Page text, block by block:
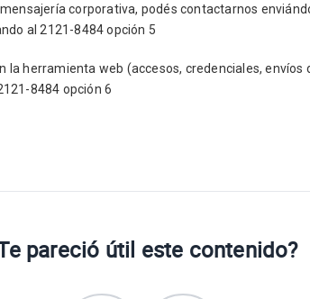
corporativa, podés contactarnos
al 2121-8484 opción 5
la herramienta web (accesos, credenciales, envíos
8484 opción 6
pareció útil este contenido?